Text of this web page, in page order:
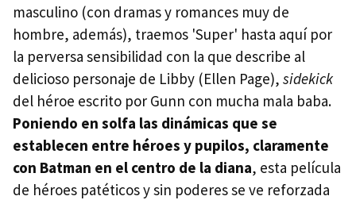
masculino (con dramas y romances muy de
hombre, además), traemos 'Super' hasta aquí por
la perversa sensibilidad con la que describe al
delicioso personaje de Libby (Ellen Page), sidekick
del héroe escrito por Gunn con mucha mala baba.
Poniendo en solfa las dinámicas que se
establecen entre héroes y pupilos, claramente
con Batman en el centro de la diana, esta película
de héroes patéticos y sin poderes se ve reforzada